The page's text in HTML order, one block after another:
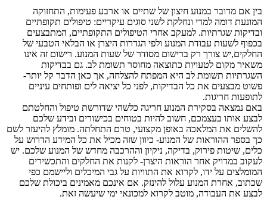
בין אם מדובר במנוע חיצון של שתיים או ארבע פעימות, התחזוקה
המונעת דומה למדי ונחלקת לשני סוגים עיקריים: טיפולים תקופתיים
ובדיקות שגרתיות. למעקב אחרי הטיפולים התקופתיים, המתבצעים
בכפוף לשעות עבודת המנוע ולפי הגדרות היצרן או הבלאי הטבעי של
החלקים,יש צורך רק ברישום מסודר של שעות המנוע. רישום זה אינו
משאיר מקום לטעויות כתוצאה מחוסר תשומת לב. גם בבדיקות
השגרתיות תשומת לב היא המפתח להצלחה, אך כאן הדבר קל יותר-
פשוט מבצעים את כל הבדיקות, לפני כל יציאה לים ופותחים עיניים
לתופעות חריגות.
באם נמצאה בסקירת המנוע חריגה כלשהי שדורשת טיפול והחלטתם
לבצע אותו בעצמכם, חשוב להיות בטוחים בכישורים ובידע שלכם
להשלים את המלאכה באופן מקצועי, טרם התחלתה. מומלץ להיעזר לשם
כך בספר ההוראות של המנוע- כיוון שזה מכיל את כל המידע הדרוש על
כלים, שיטות פירוק, בדיקה, ניקיון וההרכבה מחדש של המנוע שלכם. יש
לעקוב במדויק אחר הוראות היצרן- לקנות את החלקים והתכשירים
המומלצים על ידו, לקרוא את התוויות על גבי המיכלים וליישמם כפי
שכתוב, אחרת המנוע עלול להינזק. אם אינכם מאמינים ביכולת שלכם
לבצע את העבודה, מוטב לקרוא למכונאי ימי שיעשה זאת.